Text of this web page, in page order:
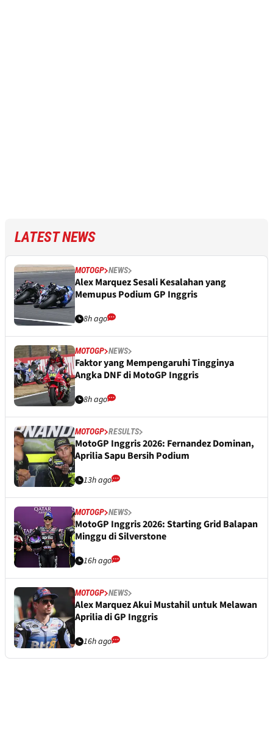
LATEST NEWS
MOTOGP NEWS
Alex Marquez Sesali Kesalahan yang
Memupus Podium GP Inggris
8h ago
MOTOGP NEWS
Faktor yang Mempengaruhi Tingginya
Angka DNF di MotoGP Inggris
8h ago
MOTOGP RESULTS
MotoGP Inggris 2026: Fernandez Dominan,
Aprilia Sapu Bersih Podium
13h ago
MOTOGP NEWS
MotoGP Inggris 2026: Starting Grid Balapan
Minggu di Silverstone
16h ago
MOTOGP NEWS
Alex Marquez Akui Mustahil untuk Melawan
Aprilia di GP Inggris
16h ago